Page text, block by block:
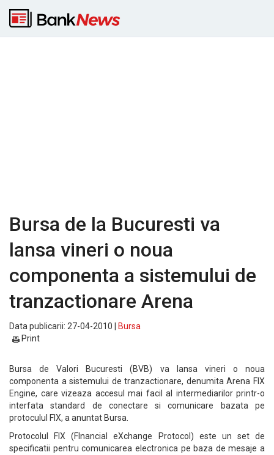
Bursa de la Bucuresti va
lansa vineri o noua
componenta a sistemului de
tranzactionare Arena
Data publicarii: 27-04-2010 |
Bursa
Print
Bursa de Valori Bucuresti (BVB) va lansa vineri o noua
componenta a sistemului de tranzactionare, denumita Arena FIX
Engine, care vizeaza accesul mai facil al intermediarilor printr-o
interfata standard de conectare si comunicare bazata pe
protoculul FIX, a anuntat Bursa.
Protocolul FIX (FInancial eXchange Protocol) este un set de
specificatii pentru comunicarea electronica pe baza de mesaje a